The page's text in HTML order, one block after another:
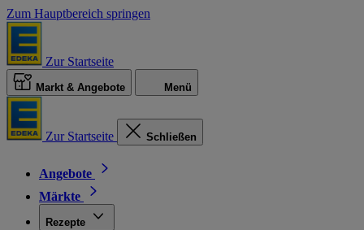
Zum Hauptbereich springen
Zur Startseite
Markt & Angebote Menü
Zur Startseite Schließen
Angebote
Märkte
Rezepte